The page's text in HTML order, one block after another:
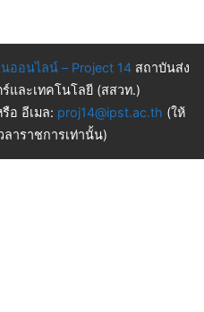
ออนไลน์ – Project 14สถาบันส่ง
และเทคโนโลยี (สสวท.)
อ อีเมล: proj14@ipst.ac.th (ให้
ลาราชการเท่านั้น)